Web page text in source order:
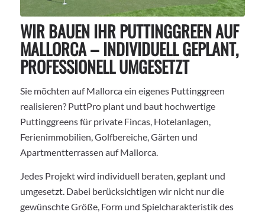
WIR BAUEN IHR PUTTINGGREEN AUF
MALLORCA – INDIVIDUELL GEPLANT,
PROFESSIONELL UMGESETZT
Sie möchten auf Mallorca ein eigenes Puttinggreen
realisieren? PuttPro plant und baut hochwertige
Puttinggreens für private Fincas, Hotelanlagen,
Ferienimmobilien, Golfbereiche, Gärten und
Apartmentterrassen auf Mallorca.
Jedes Projekt wird individuell beraten, geplant und
umgesetzt. Dabei berücksichtigen wir nicht nur die
gewünschte Größe, Form und Spielcharakteristik des